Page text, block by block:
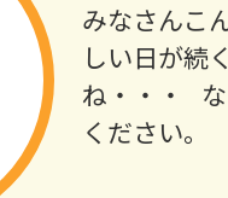
みなさんこ
しい日が続
ね・・・ な
ください